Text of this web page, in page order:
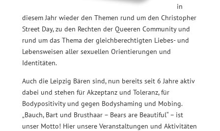
in
diesem Jahr wieder den Themen rund um den Christopher
Street Day, zu den Rechten der Queeren Community und
rund um das Thema der gleichberechtigten Liebes- und
Lebensweisen aller sexuellen Orientierungen und
Identitäten.
Auch die Leipzig Bären sind, nun bereits seit 6 Jahre aktiv
dabei und stehen für Akzeptanz und Toleranz, für
Bodypositivity und gegen Bodyshaming und Mobing.
„Bauch, Bart und Brusthaar – Bears are Beautiful“ – ist
unser Motto! Hier unsere Veranstaltungen und Aktivitäten